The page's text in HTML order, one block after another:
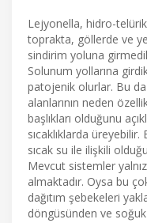
Lejyonella, hidro-
toprakta, göllerde ve
sindirim yoluna
Solunum yollarına
patojenik olurlar. Bu
alanlarının neden
başlıkları olduğunu
sıcaklıklarda
sıcak su ile ilişkili
Mevcut sistemler
almaktadır. Oysa bu
dağıtım şebekeleri
döngüsünden ve